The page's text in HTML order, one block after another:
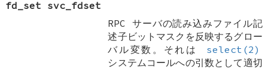
fd_set svc_fdset
RPC サーバの読み込みファイル記
述子ビットマスクを反映するグロー
バル変数。それは
select(2)
システムコールへの引数として適切